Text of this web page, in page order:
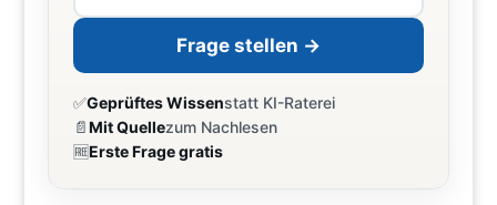
Frage stellen →
✅Geprüftes Wissenstatt KI-Raterei
📄Mit Quellezum Nachlesen
🆓Erste Frage gratis